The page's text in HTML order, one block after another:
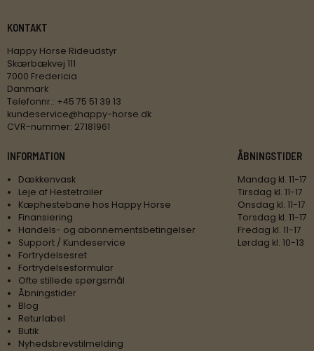
KONTAKT
Happy Horse Rideudstyr
Skærbækvej 111
7000 Fredericia
Danmark
Telefonnr.: +45 75 51 39 13
kundeservice@happy-horse.dk
CVR-nummer: 27181961
INFORMATION
Dækkenvask
Leje af Hestetrailer
Kæphestebane hos Happy Horse
Finansiering
Handels- og abonnementsbetingelser
Support / Kundeservice
Fortrydelsesret
Fortrydelsesformular
Ofte stillede spørgsmål
Åbningstider
Blog
Returlabel
Butik
Nyhedsbrevstilmelding
ÅBNINGSTIDER
Mandag kl. 11-17
Tirsdag kl. 11-17
Onsdag kl. 11-17
Torsdag kl. 11-17
Fredag kl. 11-17
Lørdag kl. 10-13